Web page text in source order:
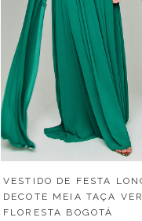
VESTIDO DE FESTA
DECOTE MEIA TAÇA
FLORESTA BOGOTÁ